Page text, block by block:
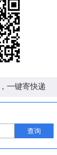
一键寄快递
查询